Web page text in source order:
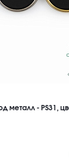
металл - PS31,